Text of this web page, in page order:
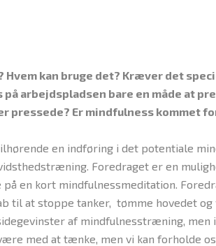
Hvem kan bruge det? Kræver det
arbejdspladsen bare en måde at
pressede? Er mindfulness kommet
en indføring i det potentiale
Foredraget er en
en kort mindfulnessmeditation.
til at stoppe tanker, tømme hovedet og
af mindfulnesstræning, men
med at tænke, men vi kan forholde